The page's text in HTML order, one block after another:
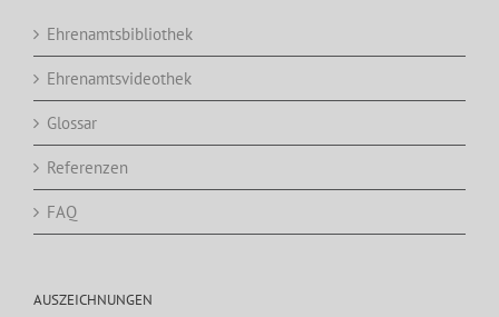
Ehrenamtsbibliothek
Ehrenamtsvideothek
Glossar
Referenzen
FAQ
AUSZEICHNUNGEN